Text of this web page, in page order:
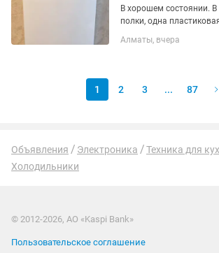
В хорошем состоянии.
полки, одна
года. Технические
литров...
Алматы, вчера
1 2 3 ... 87
Объявления Электроника
Техника для
Холодильники
© 2012-2026, АО «Kaspi Bank»
Пользовательское соглашение